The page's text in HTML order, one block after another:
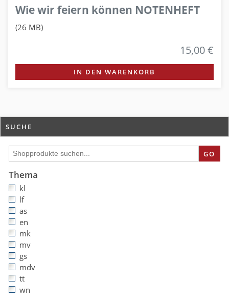
Wie wir feiern können NOTENHEFT
(26 MB)
15,00 €
IN DEN WARENKORB
SUCHE
GO
Thema
kl
lf
as
en
mk
mv
gs
mdv
tt
wn